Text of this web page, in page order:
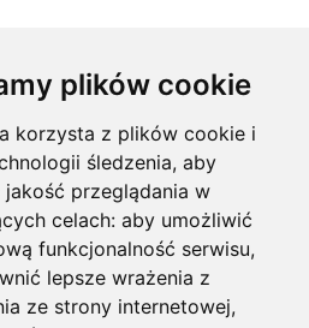
plików cookie
korzysta z plików cookie i
śledzenia, aby
przeglądania w
celach: aby umożliwić
funkcjonalność serwisu,
lepsze wrażenia z
ze strony internetowej,
ogrodyhildegardy.pl?